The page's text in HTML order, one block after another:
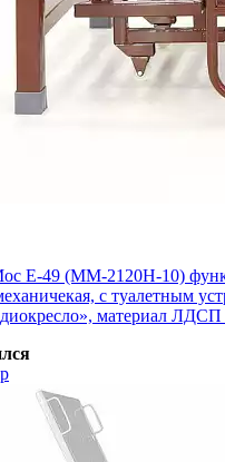
Е-49 (ММ-2120Н-10)
с туалетным
материал ЛДСП